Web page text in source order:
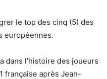
le top des cinq (5) des
européennes.
dans l’histoire des joueurs
française après Jean-